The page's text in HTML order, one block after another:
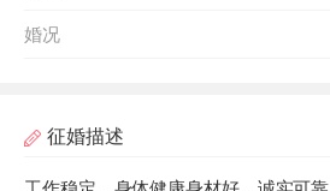
婚况
征婚描述